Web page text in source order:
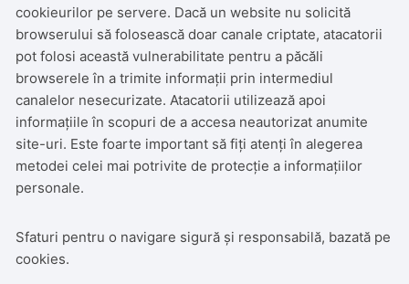
cookieurilor pe servere. Dacă un website nu solicită
browserului să folosească doar canale criptate, atacatorii
pot folosi această vulnerabilitate pentru a păcăli
browserele în a trimite informații prin intermediul
canalelor nesecurizate. Atacatorii utilizează apoi
informațiile în scopuri de a accesa neautorizat anumite
site-uri. Este foarte important să fiți atenți în alegerea
metodei celei mai potrivite de protecție a informațiilor
personale.
Sfaturi pentru o navigare sigură și responsabilă, bazată pe
cookies.